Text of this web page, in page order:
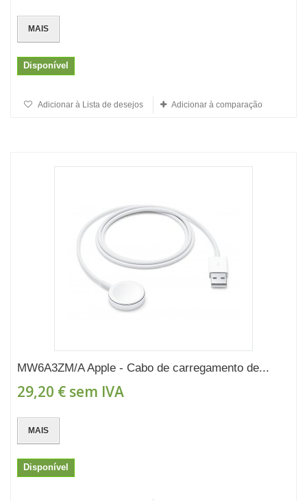
MAIS
Disponível
Adicionar à Lista de desejos Adicionar à comparação
MW6A3ZM/A Apple - Cabo de carregamento de...
29,20 € sem IVA
MAIS
Disponível